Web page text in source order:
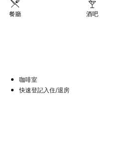
餐廳 酒吧
咖啡室
快速登記入住/退房